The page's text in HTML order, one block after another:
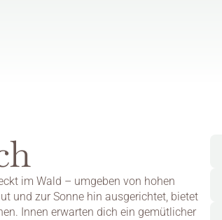
im Wald – umgeben von hohen
und zur Sonne hin ausgerichtet, bietet
Innen erwarten dich ein gemütlicher